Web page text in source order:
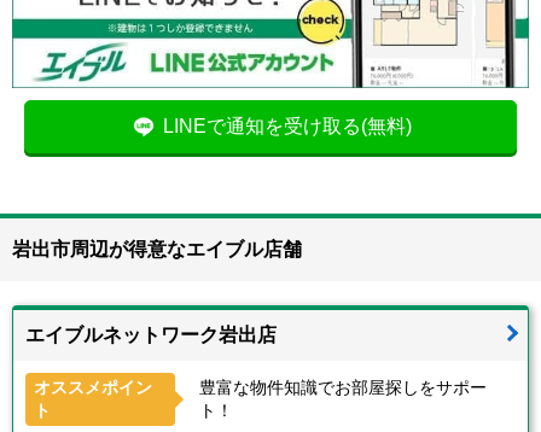
LINEで通知を受け取る(無料)
岩出市周辺が得意なエイブル店舗
エイブルネットワーク岩出店
オススメポイン
ト
豊富な物件知識でお部屋探しをサポー
ト！